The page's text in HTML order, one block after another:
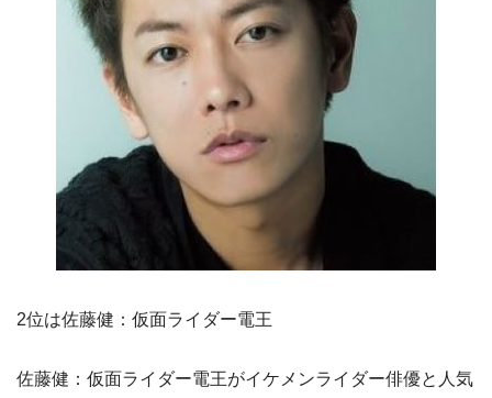
2位は佐藤健：仮面ライダー電王
佐藤健：仮面ライダー電王がイケメンライダー俳優と人気